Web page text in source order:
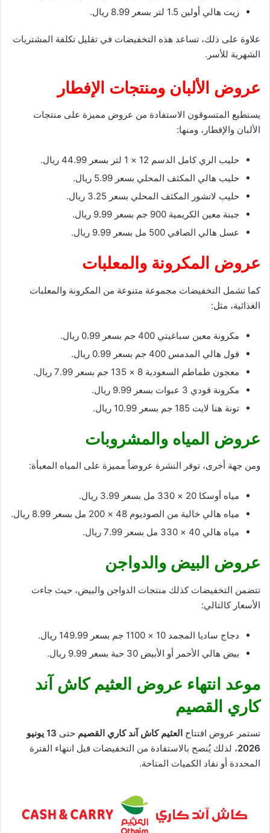
زيت هالي أولين 1.5 لتر بسعر 8.99 ريال.
علاوة على ذلك، تساعد هذه التخفيضات في تقليل تكلفة المشتريات
الشهرية للأسر.
عروض الألبان ومنتجات الإفطار
يستطيع المتسوقون الاستفادة من عروض مميزة على منتجات
الألبان والإفطار، ومنها:
حليب الري كامل الدسم 12 × 1 لتر بسعر 44.99 ريال.
حليب هالي المكثف المحلي بسعر 5.99 ريال.
حليب لانشور المكثف المحلي بسعر 3.25 ريال.
جبنة معين الكريمية 900 جم بسعر 9.99 ريال.
عسل هالي الصافي 500 مل بسعر 9.99 ريال.
عروض المكرونة والمعلبات
كما تشمل التخفيضات مجموعة متنوعة من المكرونة والمعلبات
الغذائية، مثل:
مكرونة معين سباغيتي 400 جم بسعر 0.99 ريال.
فول هالي المدمس 400 جم بسعر 0.99 ريال.
معجون طماطم السعودية 8 × 135 جم بسعر 7.99 ريال.
مكرونة قودي 3 عبوات بسعر 9.99 ريال.
تونة هنا لايت 185 جم بسعر 10.99 ريال.
عروض المياه والمشروبات
ومن جهة أخرى، توفر النشرة عروضاً مميزة على المياه المعبأة:
مياه أوسكا 20 × 330 مل بسعر 3.99 ريال.
مياه هالي خالية من الصوديوم 48 × 200 مل بسعر 8.99 ريال.
مياه هالي 40 × 330 مل بسعر 7.99 ريال.
عروض البيض والدواجن
تتضمن التخفيضات كذلك منتجات الدواجن والبيض، حيث جاءت
الأسعار كالتالي:
دجاج ساديا المجمد 10 × 1100 جم بسعر 149.99 ريال.
بيض هالي الأحمر أو الأبيض 30 حبة بسعر 9.99 ريال.
موعد انتهاء عروض العثيم كاش آند
كاري القصيم
تستمر عروض افتتاح العثيم كاش آند كاري القصيم حتى
13 يونيو
2026، لذلك يُنصح بالاستفادة من التخفيضات قبل انتهاء الفترة
المحددة أو نفاد الكميات المتاحة.